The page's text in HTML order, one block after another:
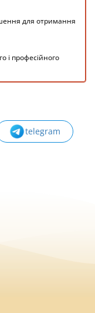
для отримання
і професійного
telegram